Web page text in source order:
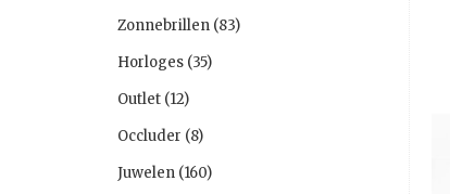
Zonnebrillen (83)
Horloges (35)
Outlet (12)
Occluder (8)
Juwelen (160)